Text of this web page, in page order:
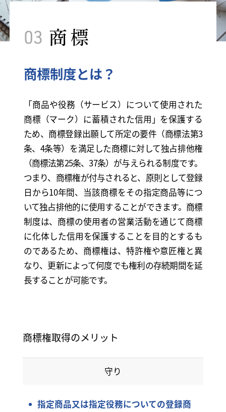
03 商標
商標制度とは？
「商品や役務（サービス）について使用された
商標（マーク）に蓄積された信用」を保護する
ため、商標登録出願して所定の要件（商標法第3
条、4条等）を満足した商標に対して独占排他権
（商標法第25条、37条）が与えられる制度です。
つまり、商標権が付与されると、原則として登録
日から10年間、当該商標をその指定商品等につ
いて独占排他的に使用することができます。商標
制度は、商標の使用者の営業活動を通じて商標
に化体した信用を保護することを目的とするも
のであるため、商標権は、特許権や意匠権と異
なり、更新によって何度でも権利の存続期間を延
長することが可能です。
商標権取得のメリット
守り
指定商品又は指定役務についての登録商